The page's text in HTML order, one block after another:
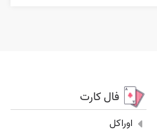
فال کارت
اوراکل